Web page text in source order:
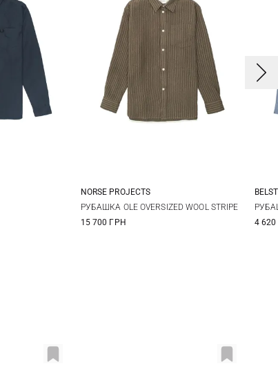
M L XL XXL
NORSE PROJECTS
РУБАШКА OLE OVERSIZED WOOL STRIPE
15 700 ГРН
S
4